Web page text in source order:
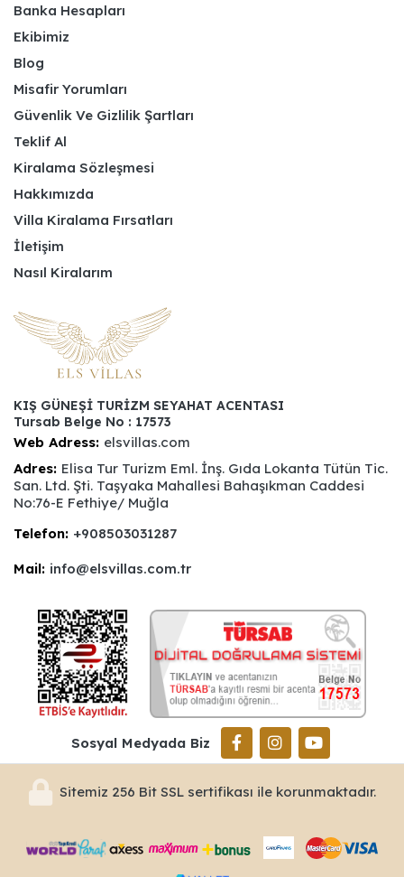
Banka Hesapları
Ekibimiz
Blog
Misafir Yorumları
Güvenlik Ve Gizlilik Şartları
Teklif Al
Kiralama Sözleşmesi
Hakkımızda
Villa Kiralama Fırsatları
İletişim
Nasıl Kiralarım
KIŞ GÜNEŞİ TURİZM SEYAHAT ACENTASI
Tursab Belge No : 17573
Web Adress: elsvillas.com
Adres: Elisa Tur Turizm Eml. İnş. Gıda Lokanta Tütün Tic.
San. Ltd. Şti. Taşyaka Mahallesi Bahaşıkman Caddesi
No:76-E Fethiye/ Muğla
Telefon: +908503031287
Mail: info@elsvillas.com.tr
Sosyal Medyada Biz
Sitemiz 256 Bit SSL sertifikası ile korunmaktadır.